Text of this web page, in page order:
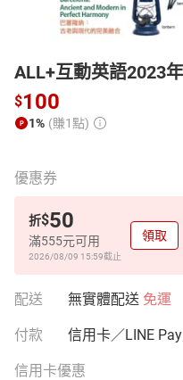
ALL+互動英語2023
$100
1% (賺1點)
優惠券
折$50
滿555元可用
2026/08/09 15:59截止
領取
配送 無實體配送 免運
付款 信用卡／LINE
信用卡優惠